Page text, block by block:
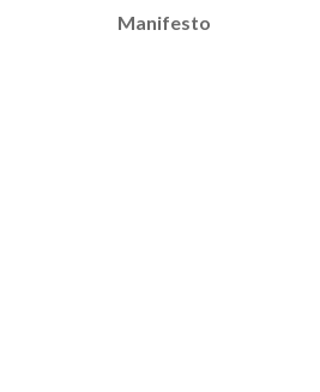
Manifesto